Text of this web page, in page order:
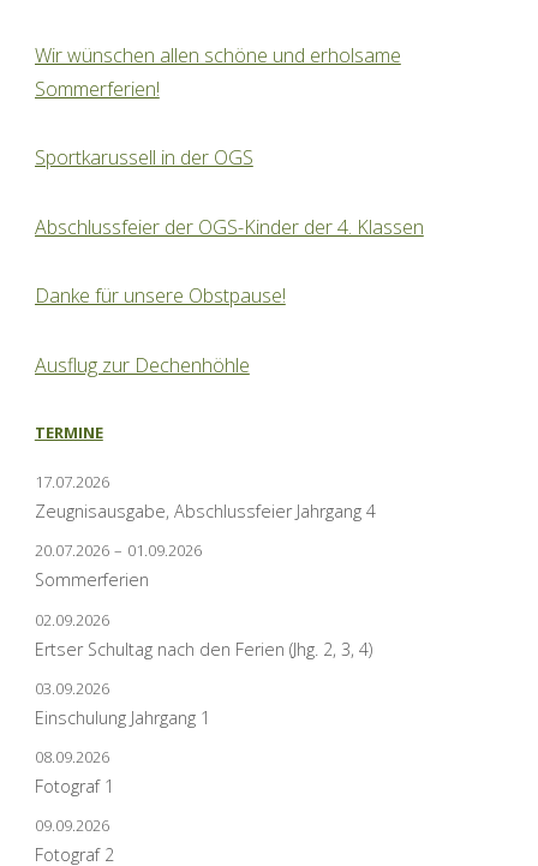
Wir wünschen allen schöne und erholsame
Sommerferien!
Sportkarussell in der OGS
Abschlussfeier der OGS-Kinder der 4. Klassen
Danke für unsere Obstpause!
Ausflug zur Dechenhöhle
TERMINE
17.07.2026
Zeugnisausgabe, Abschlussfeier Jahrgang 4
20.07.2026 – 01.09.2026
Sommerferien
02.09.2026
Ertser Schultag nach den Ferien (Jhg. 2, 3, 4)
03.09.2026
Einschulung Jahrgang 1
08.09.2026
Fotograf 1
09.09.2026
Fotograf 2